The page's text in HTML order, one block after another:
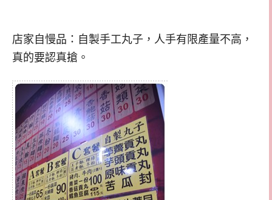
店家自慢品：自製手工丸子，人手有限產量不高，
真的要認真搶。